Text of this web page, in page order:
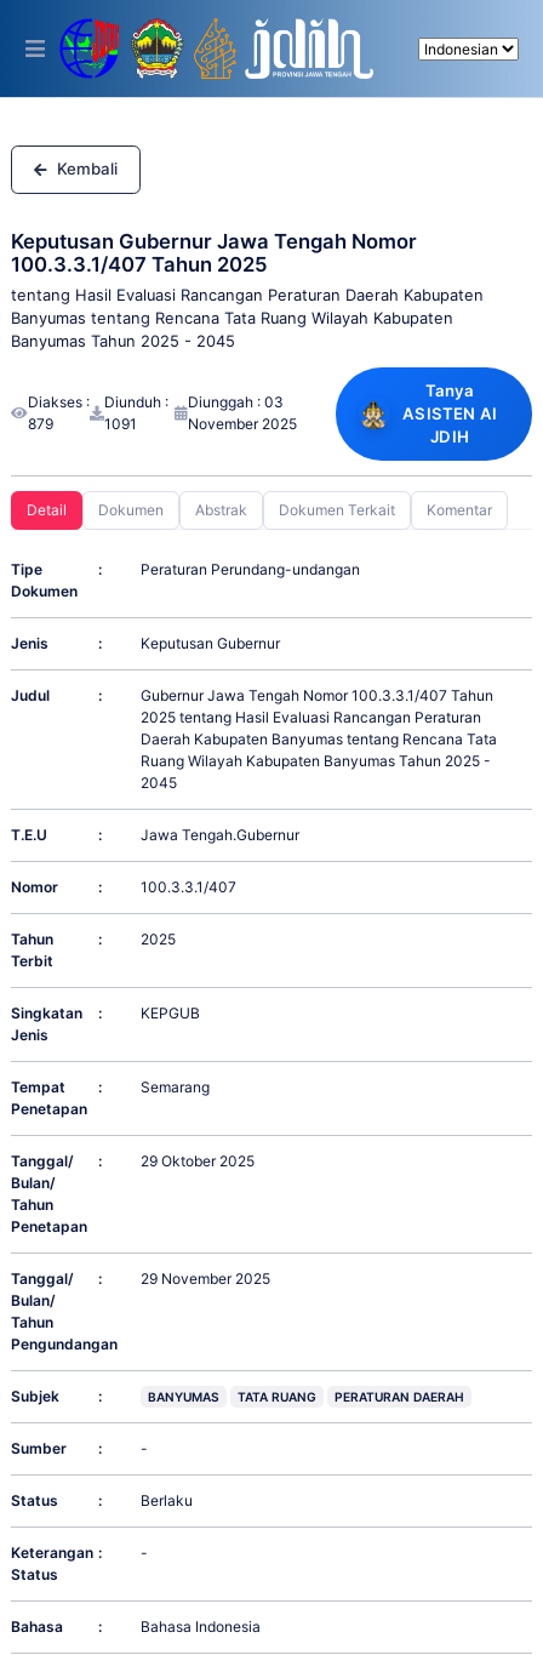
This
includes
accessibility
system.
Kembali
Keputusan Gubernur Jawa Tengah Nomor
100.3.3.1/407 Tahun 2025
tentang Hasil Evaluasi Rancangan Peraturan Daerah Kabupaten
Banyumas tentang Rencana Tata Ruang Wilayah Kabupaten
Banyumas Tahun 2025 - 2045
Diakses :
879
Diunduh :
1091
Diunggah : 03
November 2025
Tanya
ASISTEN AI
JDIH
Detail Dokumen Abstrak Dokumen Terkait Komentar
Tipe
Dokumen
: Peraturan Perundang-undangan
Jenis : Keputusan Gubernur
Judul :
Gubernur Jawa Tengah Nomor 100.3.3.1/407 Tahun
2025 tentang Hasil Evaluasi Rancangan Peraturan
Daerah Kabupaten Banyumas tentang Rencana Tata
Ruang Wilayah Kabupaten Banyumas Tahun 2025 -
2045
T.E.U : Jawa Tengah.Gubernur
Nomor : 100.3.3.1/407
Tahun
Terbit
: 2025
Singkatan
Jenis
: KEPGUB
Tempat
Penetapan
: Semarang
Tanggal/
Bulan/
Tahun
Penetapan
: 29 Oktober 2025
Tanggal/
Bulan/
Tahun
Pengundangan
: 29 November 2025
Subjek : BANYUMAS TATA RUANG PERATURAN DAERAH
Sumber : -
Status : Berlaku
Keterangan
Status
: -
Bahasa : Bahasa Indonesia